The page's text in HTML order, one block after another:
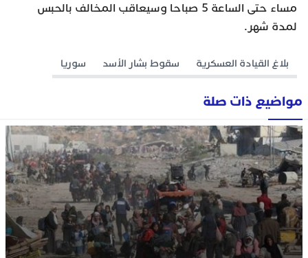
مساء حتى الساعة 5 صباحا وسيعاقب المخالف بالحبس
لمدة شهر.
بلاغ القيادة العسكرية سقوط بشار الأسد سوريا
مواضيع ذات صلة